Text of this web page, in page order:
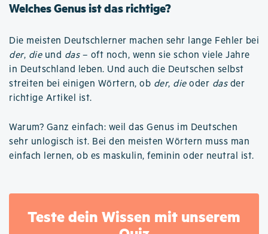
Welches Genus ist das richtige?
Die meisten Deutschlerner machen sehr lange Fehler bei
der, dieund das– oft noch, wenn sie schon viele Jahre
in Deutschland leben. Und auch die Deutschen selbst
streiten bei einigen Wörtern, ob der, dieoder dasder
richtige Artikel ist.
Warum? Ganz einfach: weil das Genus im Deutschen
sehr unlogisch ist. Bei den meisten Wörtern muss man
einfach lernen, ob es maskulin, feminin oder neutral ist.
Teste dein Wissen mit unserem